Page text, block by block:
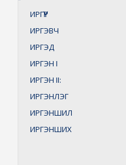
ИРГҮҮР
ИРГЭВЧ
ИРГЭД
ИРГЭН I
ИРГЭН II:
ИРГЭНЛЭГ
ИРГЭНШИЛ
ИРГЭНШИХ